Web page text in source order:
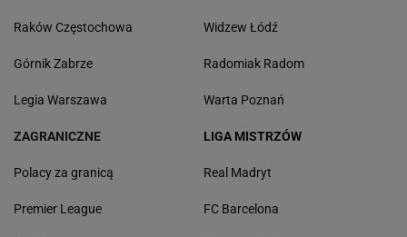
Raków Częstochowa
Górnik Zabrze
Legia Warszawa
Widzew Łódź
Radomiak Radom
Warta Poznań
ZAGRANICZNE
Polacy za granicą
Premier League
LIGA MISTRZÓW
Real Madryt
FC Barcelona